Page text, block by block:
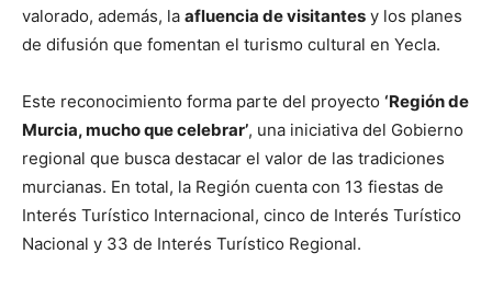
valorado, además, la afluencia de visitantes y los planes
de difusión que fomentan el turismo cultural en Yecla.
Este reconocimiento forma parte del proyecto ‘Región de
Murcia, mucho que celebrar’, una iniciativa del Gobierno
regional que busca destacar el valor de las tradiciones
murcianas. En total, la Región cuenta con 13 fiestas de
Interés Turístico Internacional, cinco de Interés Turístico
Nacional y 33 de Interés Turístico Regional.